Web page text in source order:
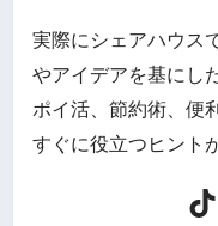
実際にシェアハウス
やアイデアを基にし
ポイ活、節約術、便
すぐに役立つヒント